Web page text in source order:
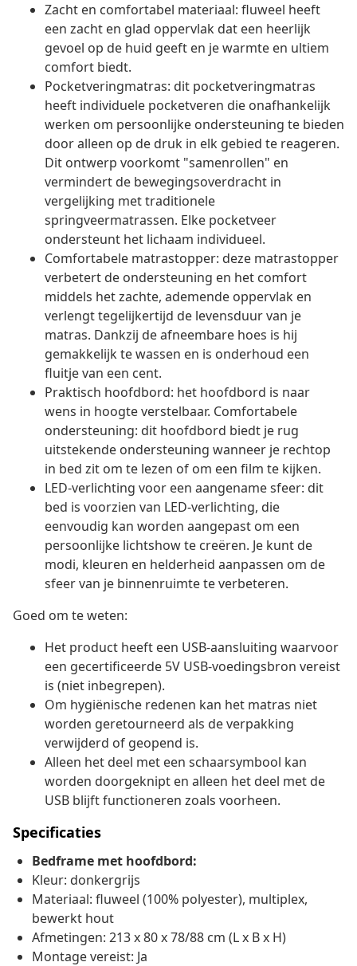
Zacht en comfortabel materiaal: fluweel heeft
een zacht en glad oppervlak dat een heerlijk
gevoel op de huid geeft en je warmte en ultiem
comfort biedt.
Pocketveringmatras: dit pocketveringmatras
heeft individuele pocketveren die onafhankelijk
werken om persoonlijke ondersteuning te bieden
door alleen op de druk in elk gebied te reageren.
Dit ontwerp voorkomt "samenrollen" en
vermindert de bewegingsoverdracht in
vergelijking met traditionele
springveermatrassen. Elke pocketveer
ondersteunt het lichaam individueel.
Comfortabele matrastopper: deze matrastopper
verbetert de ondersteuning en het comfort
middels het zachte, ademende oppervlak en
verlengt tegelijkertijd de levensduur van je
matras. Dankzij de afneembare hoes is hij
gemakkelijk te wassen en is onderhoud een
fluitje van een cent.
Praktisch hoofdbord: het hoofdbord is naar
wens in hoogte verstelbaar. Comfortabele
ondersteuning: dit hoofdbord biedt je rug
uitstekende ondersteuning wanneer je rechtop
in bed zit om te lezen of om een film te kijken.
LED-verlichting voor een aangename sfeer: dit
bed is voorzien van LED-verlichting, die
eenvoudig kan worden aangepast om een
persoonlijke lichtshow te creëren. Je kunt de
modi, kleuren en helderheid aanpassen om de
sfeer van je binnenruimte te verbeteren.
Goed om te weten:
Het product heeft een USB-aansluiting waarvoor
een gecertificeerde 5V USB-voedingsbron vereist
is (niet inbegrepen).
Om hygiënische redenen kan het matras niet
worden geretourneerd als de verpakking
verwijderd of geopend is.
Alleen het deel met een schaarsymbool kan
worden doorgeknipt en alleen het deel met de
USB blijft functioneren zoals voorheen.
Specificaties
Bedframe met hoofdbord:
Kleur: donkergrijs
Materiaal: fluweel (100% polyester), multiplex,
bewerkt hout
Afmetingen: 213 x 80 x 78/88 cm (L x B x H)
Montage vereist: Ja